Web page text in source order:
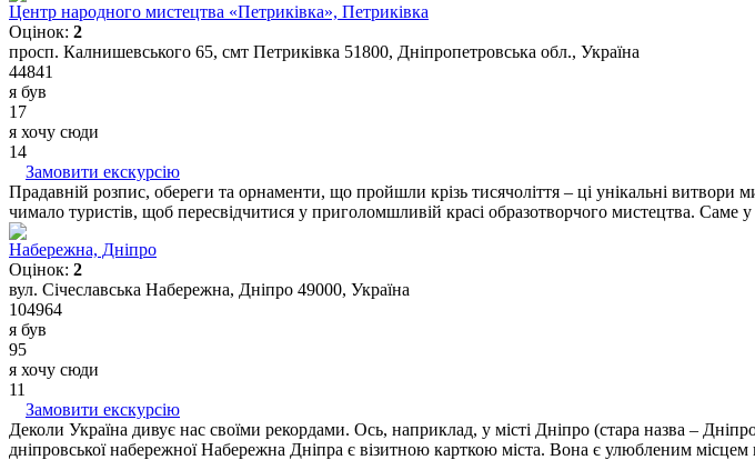
Центр народного мистецтва «Петриківка», Петриківка
Оцінок: 2
просп. Калнишевського 65, смт Петриківка 51800, Дніпропетровська обл., Україна
44841
я був
17
я хочу сюди
14
Замовити екскурсію
Прадавній розпис, обереги та орнаменти, що пройшли крізь тисячоліття – ці унікальні
чимало туристів, щоб пересвідчитися у приголомшливій красі образотворчого мистецтва. Саме у
Набережна, Дніпро
Оцінок: 2
вул. Січеславська Набережна, Дніпро 49000, Україна
104964
я був
95
я хочу сюди
11
Замовити екскурсію
Деколи Україна дивує нас своїми рекордами. Ось, наприклад, у місті Дніпро (стара назва –
дніпровської набережної Набережна Дніпра є візитною карткою міста. Вона є улюбленим місцем